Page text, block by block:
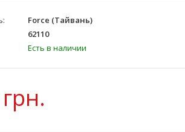
Force (Тайвань)
62110
Есть в наличии